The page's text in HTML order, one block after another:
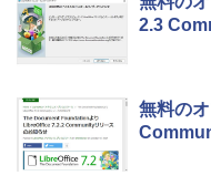
2.3
無料の